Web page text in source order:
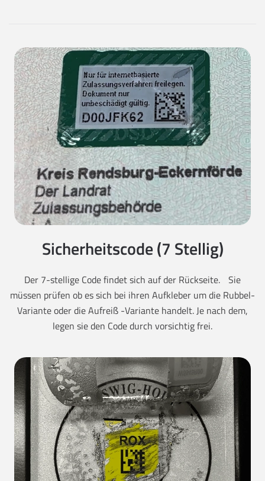
Sicherheitscode (7 Stellig)
Der 7-stellige Code findet sich auf der Rückseite. Sie
müssen prüfen ob es sich bei ihren Aufkleber um die Rubbel-
Variante oder die Aufreiß -Variante handelt. Je nach dem,
legen sie den Code durch vorsichtig frei.